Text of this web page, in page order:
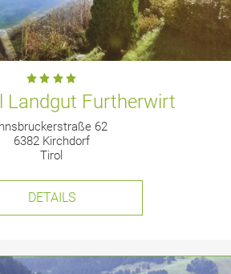
Landgut Furtherwirt
62
6382 Kirchdorf
Tirol
DETAILS